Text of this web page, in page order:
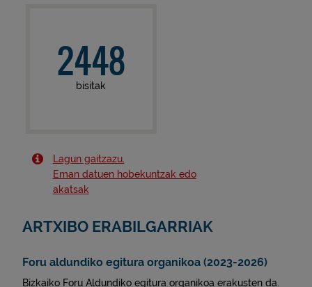
2448
bisitak
Lagun gaitzazu.
Eman datuen hobekuntzak edo
akatsak
ARTXIBO ERABILGARRIAK
Foru aldundiko egitura organikoa (2023-2026)
Bizkaiko Foru Aldundiko egitura organikoa erakusten da.